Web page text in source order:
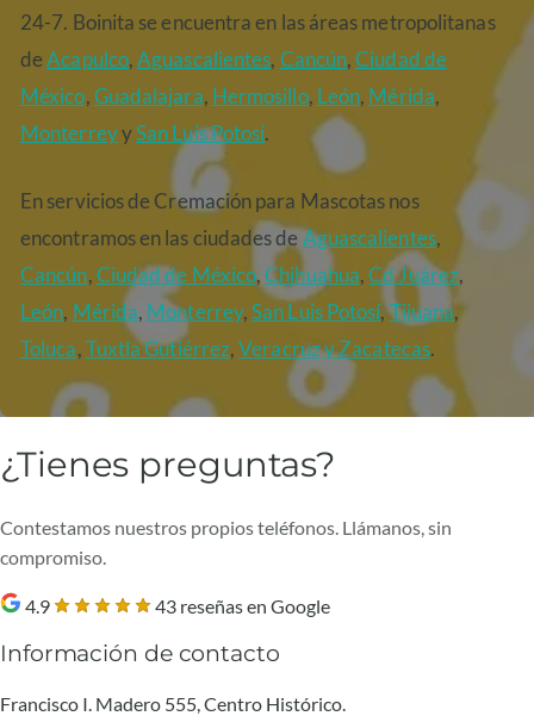
24-7. Boinita se encuentra en las áreas metropolitanas
deAcapulco,Aguascalientes, Cancún,Ciudad de
México,Guadalajara, Hermosillo, León, Mérida,
MonterreyySan Luis Potosí.
En servicios de Cremación para Mascotas nos
encontramos en las ciudades deAguascalientes,
Cancún,Ciudad de México,Chihuahua,Cd Juárez,
León, Mérida, Monterrey,San Luis Potosí,Tijuana,
Toluca,Tuxtla Gutiérrez,Veracruzy Zacatecas.
¿Tienes preguntas?
Contestamos nuestros propios teléfonos. Llámanos, sin
compromiso.
4.9 43 reseñas en Google
Información de contacto
Francisco I. Madero 555, Centro Histórico.